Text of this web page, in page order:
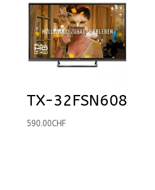
TX-32FSN608
590.00CHF